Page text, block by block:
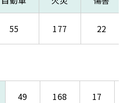
55 177 22
49 168 17